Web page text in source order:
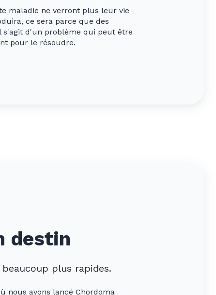
maladie ne verront plus leur vie
ce sera parce que des
d'un problème qui peut être
pour le résoudre.
destin
plus rapides.
nous avons lancé Chordoma